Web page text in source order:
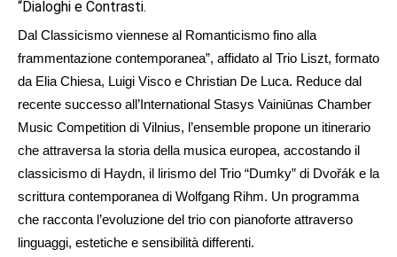
“Dialoghi e Contrasti.
Dal Classicismo viennese al Romanticismo fino alla
frammentazione contemporanea”, affidato al Trio Liszt, formato
da Elia Chiesa, Luigi Visco e Christian De Luca. Reduce dal
recente successo all’International Stasys Vainiūnas Chamber
Music Competition di Vilnius, l’ensemble propone un itinerario
che attraversa la storia della musica europea, accostando il
classicismo di Haydn, il lirismo del Trio “Dumky” di Dvořák e la
scrittura contemporanea di Wolfgang Rihm. Un programma
che racconta l’evoluzione del trio con pianoforte attraverso
linguaggi, estetiche e sensibilità differenti.